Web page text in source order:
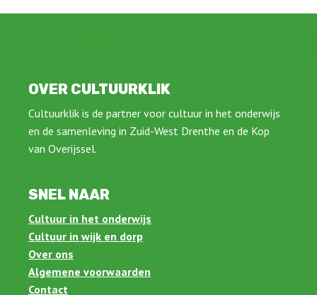
OVER CULTUURKLIK
Cultuurklik is de partner voor cultuur in het onderwijs
en de samenleving in Zuid-West Drenthe en de Kop
van Overijssel.
SNEL NAAR
Cultuur in het onderwijs
Cultuur in wijk en dorp
Over ons
Algemene voorwaarden
Contact